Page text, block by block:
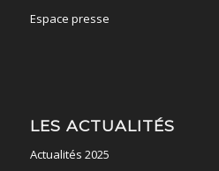
Espace presse
LES ACTUALITÉS
Actualités 2025